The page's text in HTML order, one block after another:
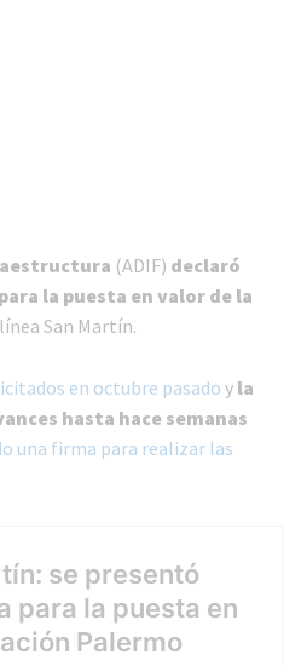
(ADIF) declaró
la puesta en valor de la
San Martín.
en octubre pasado y la
hasta hace semanas
una firma para realizar las